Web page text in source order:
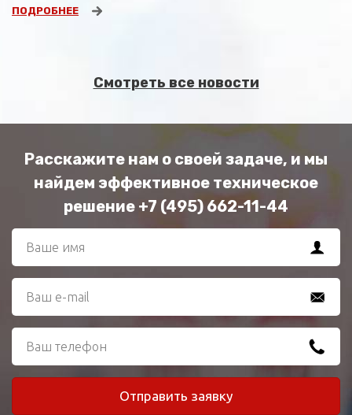
ПОДРОБНЕЕ
Смотреть все новости
Расскажите нам о своей задаче, и мы
найдем эффективное техническое
решение +7 (495) 662-11-44